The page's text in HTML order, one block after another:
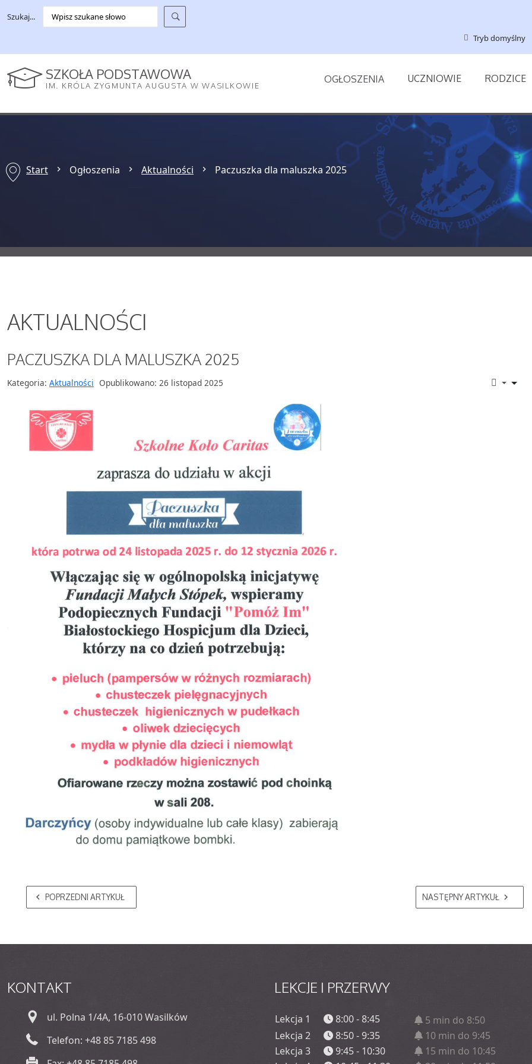
Szukaj...
Tryb domyślny
SZKOŁA PODSTAWOWA
IM. KRÓLA ZYGMUNTA AUGUSTA W WASILKOWIE
OGŁOSZENIA UCZNIOWIE RODZICE
Start Ogłoszenia Aktualności Paczuszka dla maluszka 2025
AKTUALNOŚCI
PACZUSZKA DLA MALUSZKA 2025
Kategoria: Aktualności Opublikowano: 26 listopad 2025
POPRZEDNI ARTYKUŁ NASTĘPNY ARTYKUŁ
KONTAKT
ul. Polna 1/4A, 16-010 Wasilków
Telefon: +48 85 7185 498
LEKCJE I PRZERWY
Lekcja 1 8:00 - 8:45
5 min do 8:50
Lekcja 2
8:50 - 9:35
10 min do 9:45
Lekcja 3
9:45 - 10:30
15 min do 10:45